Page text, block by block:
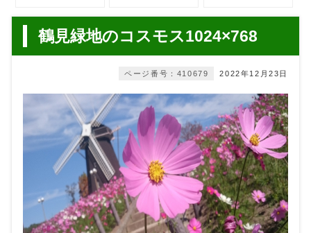
鶴見緑地のコスモス1024×768
2022年12月23日
ページ番号：410679